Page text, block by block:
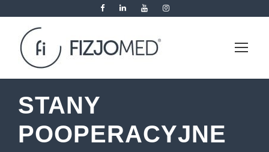
STANY
POOPERACYJNE